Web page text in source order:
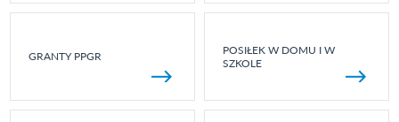
GRANTY PPGR
POSIŁEK W DOMU I W
SZKOLE